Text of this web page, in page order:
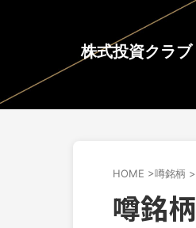
株式投資クラブ
HOME >噂銘柄 >
噂銘柄